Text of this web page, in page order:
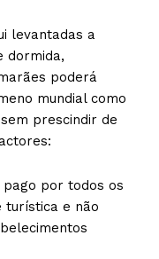
levantadas a
dormida,
poderá
mundial como
prescindir de
por todos os
turística e não